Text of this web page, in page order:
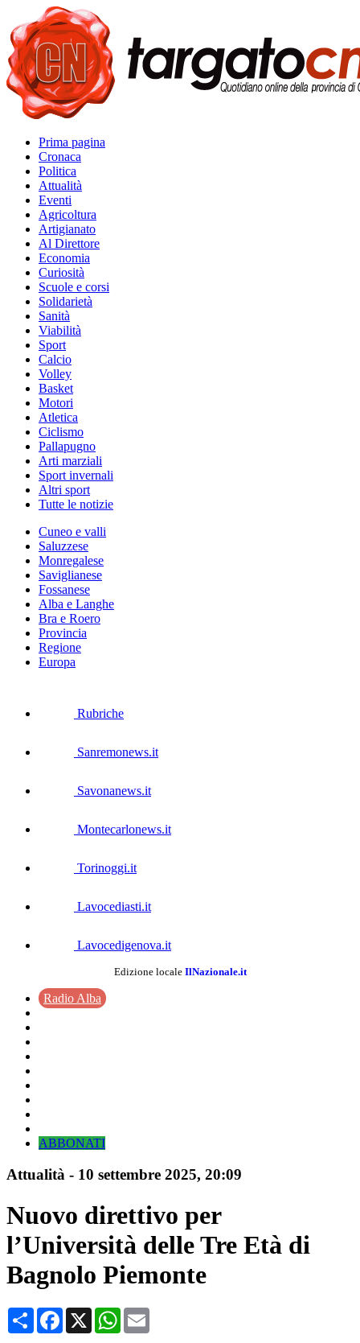
Prima pagina
Cronaca
Politica
Attualità
Eventi
Agricoltura
Artigianato
Al Direttore
Economia
Curiosità
Scuole e corsi
Solidarietà
Sanità
Viabilità
Sport
Calcio
Volley
Basket
Motori
Atletica
Ciclismo
Pallapugno
Arti marziali
Sport invernali
Altri sport
Tutte le notizie
Cuneo e valli
Saluzzese
Monregalese
Saviglianese
Fossanese
Alba e Langhe
Bra e Roero
Provincia
Regione
Europa
Rubriche
Sanremonews.it
Savonanews.it
Montecarlonews.it
Torinoggi.it
Lavocediasti.it
Lavocedigenova.it
Edizione locale IlNazionale.it
Radio Alba
ABBONATI
Attualità - 10 settembre 2025, 20:09
Nuovo direttivo per
l’Università delle Tre Età di
Bagnolo Piemonte
CondividiFacebook
X WhatsApp